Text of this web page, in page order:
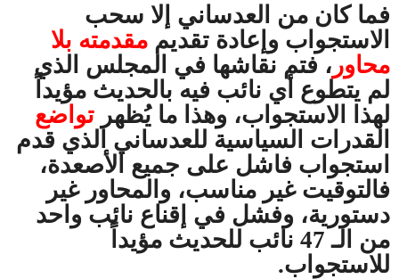
فما كان من العدساني إلا سحب
الاستجواب وإعادة تقديم مقدمته بلا
محاور ، فتم نقاشها في المجلس الذي
لم يتطوع أي نائب فيه بالحديث مؤيداً
لهذا الاستجواب، وهذا ما يُظهر تواضع
القدرات السياسية للعدساني الذي قدم
استجواب فاشل على جميع الأصعدة،
فالتوقيت غير مناسب، والمحاور غير
دستورية، وفشل في إقناع نائب واحد
من الـ 47 نائب للحديث مؤيداً
للاستجواب.